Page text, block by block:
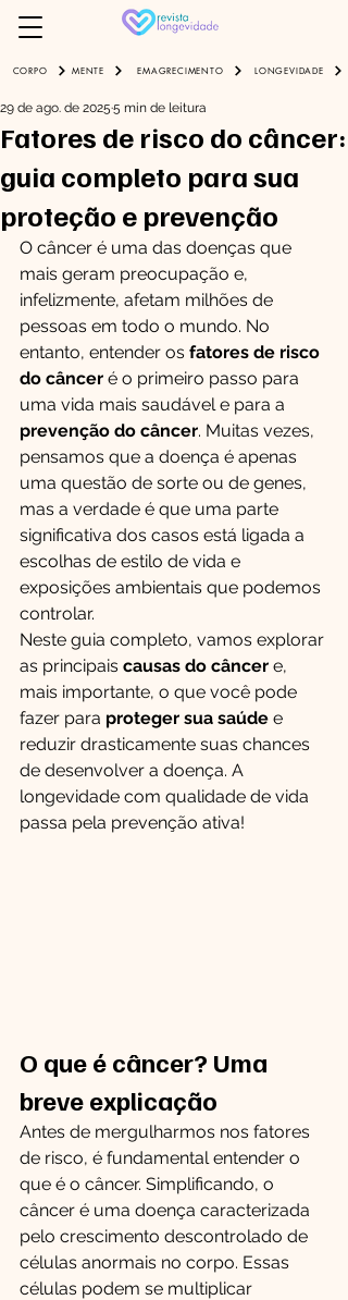
CORPO MENTE EMAGRECIMENTO LONGEVIDADE
Fatores de risco do câncer:
guia completo para sua
proteção e prevenção
29 de ago. de 2025 5 min de leitura
O câncer é uma das doenças que
mais geram preocupação e,
infelizmente, afetam milhões de
pessoas em todo o mundo. No
entanto, entender os fatores de risco
do câncer é o primeiro passo para
uma vida mais saudável e para a
prevenção do câncer. Muitas vezes,
pensamos que a doença é apenas
uma questão de sorte ou de genes,
mas a verdade é que uma parte
significativa dos casos está ligada a
escolhas de estilo de vida e
exposições ambientais que podemos
controlar.
Neste guia completo, vamos explorar
as principais causas do câncer e,
mais importante, o que você pode
fazer para proteger sua saúde e
reduzir drasticamente suas chances
de desenvolver a doença. A
longevidade com qualidade de vida
passa pela prevenção ativa!
O que é câncer? Uma
breve explicação
Antes de mergulharmos nos fatores
de risco, é fundamental entender o
que é o câncer. Simplificando, o
câncer é uma doença caracterizada
pelo crescimento descontrolado de
células anormais no corpo. Essas
células podem se multiplicar